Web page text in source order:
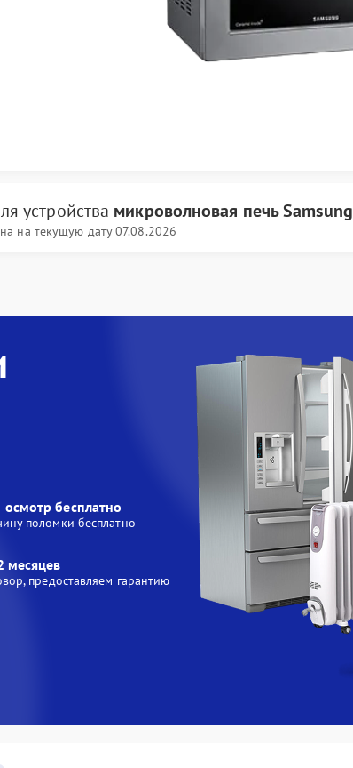
устройства микроволновая печь Samsung
на текущую дату 07.08.2026
бесплатно
поломки бесплатно
месяцев
предоставляем гарантию